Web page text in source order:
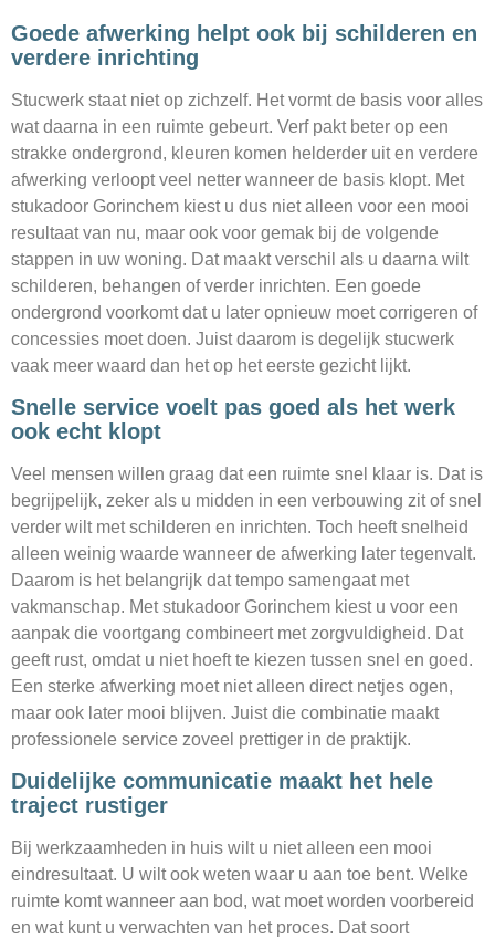
Goede afwerking helpt ook bij schilderen en
verdere inrichting
Stucwerk staat niet op zichzelf. Het vormt de basis voor alles
wat daarna in een ruimte gebeurt. Verf pakt beter op een
strakke ondergrond, kleuren komen helderder uit en verdere
afwerking verloopt veel netter wanneer de basis klopt. Met
stukadoor Gorinchem kiest u dus niet alleen voor een mooi
resultaat van nu, maar ook voor gemak bij de volgende
stappen in uw woning. Dat maakt verschil als u daarna wilt
schilderen, behangen of verder inrichten. Een goede
ondergrond voorkomt dat u later opnieuw moet corrigeren of
concessies moet doen. Juist daarom is degelijk stucwerk
vaak meer waard dan het op het eerste gezicht lijkt.
Snelle service voelt pas goed als het werk
ook echt klopt
Veel mensen willen graag dat een ruimte snel klaar is. Dat is
begrijpelijk, zeker als u midden in een verbouwing zit of snel
verder wilt met schilderen en inrichten. Toch heeft snelheid
alleen weinig waarde wanneer de afwerking later tegenvalt.
Daarom is het belangrijk dat tempo samengaat met
vakmanschap. Met stukadoor Gorinchem kiest u voor een
aanpak die voortgang combineert met zorgvuldigheid. Dat
geeft rust, omdat u niet hoeft te kiezen tussen snel en goed.
Een sterke afwerking moet niet alleen direct netjes ogen,
maar ook later mooi blijven. Juist die combinatie maakt
professionele service zoveel prettiger in de praktijk.
Duidelijke communicatie maakt het hele
traject rustiger
Bij werkzaamheden in huis wilt u niet alleen een mooi
eindresultaat. U wilt ook weten waar u aan toe bent. Welke
ruimte komt wanneer aan bod, wat moet worden voorbereid
en wat kunt u verwachten van het proces. Dat soort